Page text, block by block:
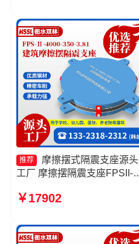
头工厂
推荐
摩擦摆式隔震支座源头
工厂 摩擦摆隔震支座FPSII-
摆隔震支座FPSII-9000-400-
震支座生产厂家
￥17902